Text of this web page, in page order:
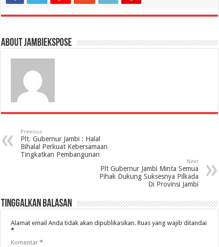
About jambiekspose
Previous
Plt. Gubernur Jambi : Halal
Bihalal Perkuat Kebersamaan
Tingkatkan Pembangunan
Next
Plt Gubernur Jambi Minta Semua
Pihak Dukung Suksesnya Pilkada
Di Provinsi Jambi
Tinggalkan Balasan
Alamat email Anda tidak akan dipublikasikan. Ruas yang wajib ditandai
*
Komentar*